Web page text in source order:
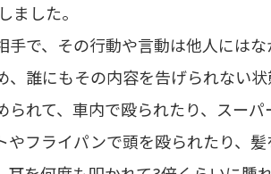
ました。
手で、その行動や言動は他人には
、誰にもその内容を告げられない
れて、車内で殴られたり、スーパ
やフライパンで頭を殴られたり、